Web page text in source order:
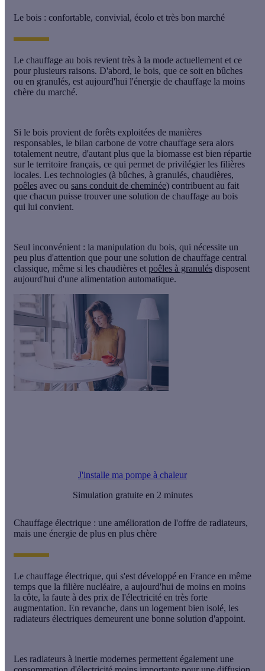
Le bois : confortable, convivial, écolo et très bon marché
Le chauffage au bois revient très à la mode actuellement et ce
pour plusieurs raisons. D'abord, le bois, que ce soit en bûches
ou en granulés, est aujourd'hui l'énergie de chauffage la moins
chère du marché.
Si le bois provient de forêts exploitées de manières
responsables, le bilan carbone de votre chauffage sera alors
totalement neutre, d'autant plus que la biomasse est bien répartie
sur le territoire français, ce qui permet de privilégier les filières
locales. Les technologies (à bûches, à granulés, chaudières,
poêles avec ou sans conduit de cheminée) contribuent au fait
que chacun puisse trouver une solution de chauffage au bois
qui lui convient.
Seul inconvénient : la manipulation du bois, qui nécessite un
peu plus d'attention que pour une solution de chauffage central
classique, même si les chaudières et poêles à granulés disposent
aujourd'hui d'une alimentation automatique.
J'installe ma pompe à chaleur
Simulation gratuite en 2 minutes
Chauffage électrique : une amélioration de l'offre de radiateurs,
mais une énergie de plus en plus chère
Le chauffage électrique, qui s'est développé en France en même
temps que la filière nucléaire, a aujourd'hui de moins en moins
la côte, la faute à des prix de l'électricité en très forte
augmentation. En revanche, dans un logement bien isolé, les
radiateurs électriques demeurent une bonne solution d'appoint.
Les radiateurs à inertie modernes permettent également une